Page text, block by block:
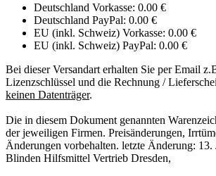
Deutschland Vorkasse: 0.00 €
Deutschland PayPal: 0.00 €
EU (inkl. Schweiz) Vorkasse: 0.00 €
EU (inkl. Schweiz) PayPal: 0.00 €
Bei dieser Versandart erhalten Sie per Email
Lizenzschlüssel und die Rechnung /
keinen Datenträger.
Die in diesem Dokument genannten
der jeweiligen Firmen. Preisänderungen,
Änderungen vorbehalten. letzte Änderung:
Blinden Hilfsmittel Vertrieb Dresden,